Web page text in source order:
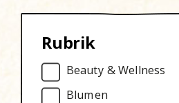
Rubrik
Beauty & Wellness
Blumen